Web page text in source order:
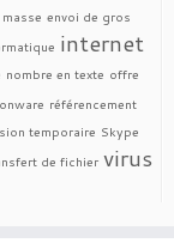
envoi de gros
internet
nombre en texte offre
référencement
temporaire Skype
de fichier virus